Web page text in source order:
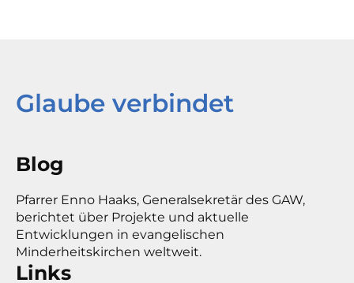
Glaube verbindet
Blog
Pfarrer Enno Haaks, Generalsekretär des GAW,
berichtet über Projekte und aktuelle
Entwicklungen in evangelischen
Minderheitskirchen weltweit.
Links